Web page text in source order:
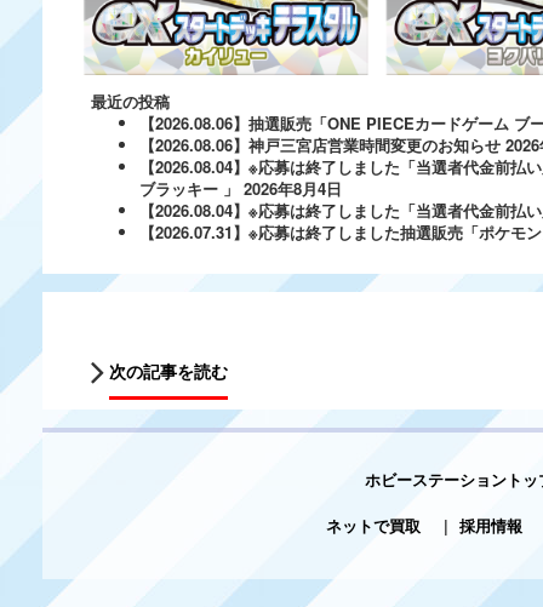
最近の投稿
【2026.08.06】抽選販売「ONE PIECEカードゲーム ブ
【2026.08.06】神戸三宮店営業時間変更のお知らせ
【2026.08.04】※応募は終了しました「当選者代金前
ブラッキー 」 2026年8月4日
【2026.08.04】※応募は終了しました「当選者代金前
【2026.07.31】※応募は終了しました抽選販売「ポケ
次の記事を読む
ホビーステーショントッ
ネットで買取
| 採用情報